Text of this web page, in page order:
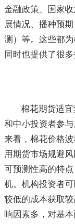
金融政策、国家
展情况、播种预
测）等。这些都
同时也提供了很多
棉花期货适
和中小投资者参
来看，棉花价格
用期货市场规避
可预测性高的特
机。机构投资者
较低的成本获取
响因素多，对基